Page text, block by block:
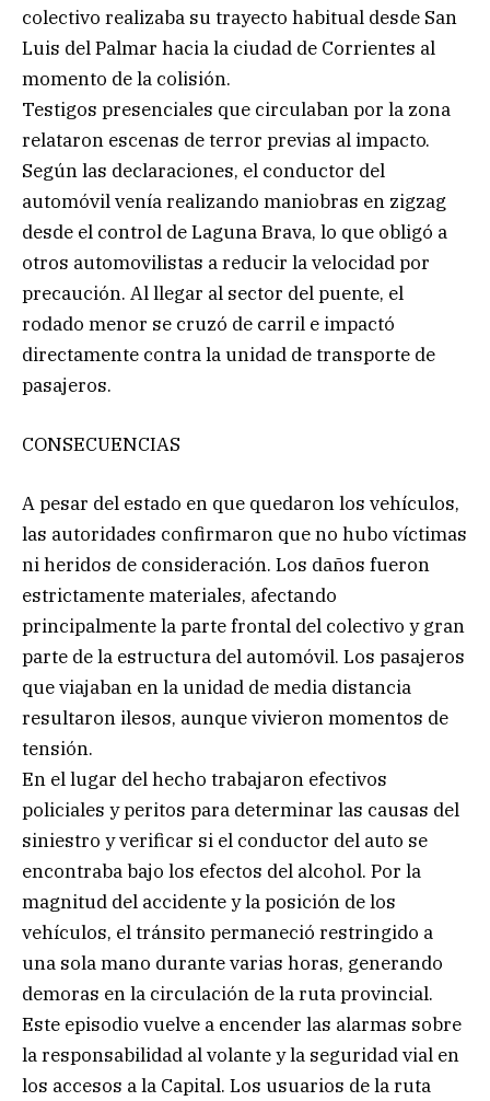
colectivo realizaba su trayecto habitual desde San
Luis del Palmar hacia la ciudad de Corrientes al
momento de la colisión.
Testigos presenciales que circulaban por la zona
relataron escenas de terror previas al impacto.
Según las declaraciones, el conductor del
automóvil venía realizando maniobras en zigzag
desde el control de Laguna Brava, lo que obligó a
otros automovilistas a reducir la velocidad por
precaución. Al llegar al sector del puente, el
rodado menor se cruzó de carril e impactó
directamente contra la unidad de transporte de
pasajeros.
CONSECUENCIAS
A pesar del estado en que quedaron los vehículos,
las autoridades confirmaron que no hubo víctimas
ni heridos de consideración. Los daños fueron
estrictamente materiales, afectando
principalmente la parte frontal del colectivo y gran
parte de la estructura del automóvil. Los pasajeros
que viajaban en la unidad de media distancia
resultaron ilesos, aunque vivieron momentos de
tensión.
En el lugar del hecho trabajaron efectivos
policiales y peritos para determinar las causas del
siniestro y verificar si el conductor del auto se
encontraba bajo los efectos del alcohol. Por la
magnitud del accidente y la posición de los
vehículos, el tránsito permaneció restringido a
una sola mano durante varias horas, generando
demoras en la circulación de la ruta provincial.
Este episodio vuelve a encender las alarmas sobre
la responsabilidad al volante y la seguridad vial en
los accesos a la Capital. Los usuarios de la ruta